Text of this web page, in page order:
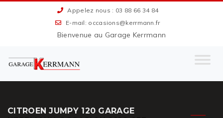
Appelez nous : 03 88 66 34 84
E-mail: occasions@kerrmann.fr
Bienvenue au Garage Kerrmann
CITROEN JUMPY 120 GARAGE